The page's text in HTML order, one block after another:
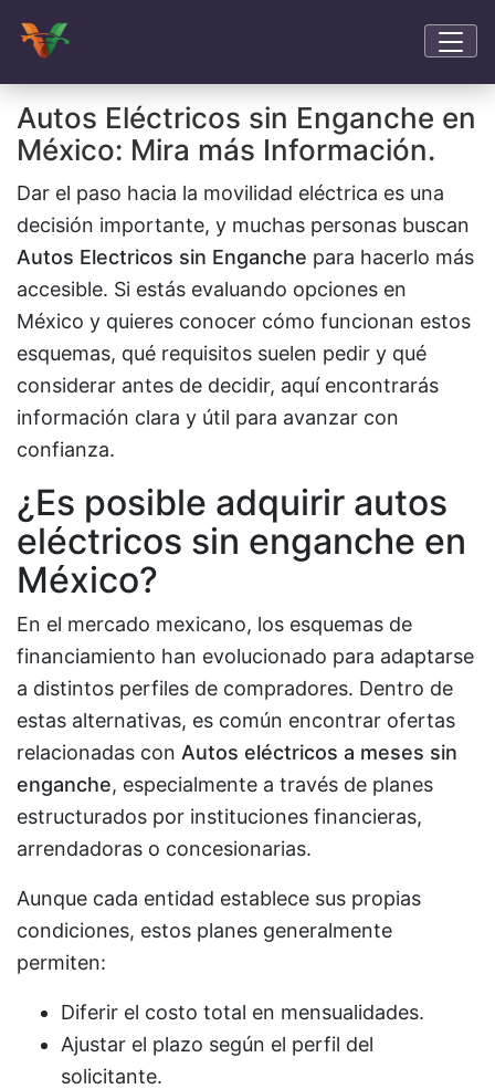
Autos Eléctricos sin Enganche en
México: Mira más Información.
Dar el paso hacia la movilidad eléctrica es una
decisión importante, y muchas personas buscan
Autos Electricos sin Enganche para hacerlo más
accesible. Si estás evaluando opciones en
México y quieres conocer cómo funcionan estos
esquemas, qué requisitos suelen pedir y qué
considerar antes de decidir, aquí encontrarás
información clara y útil para avanzar con
confianza.
¿Es posible adquirir autos
eléctricos sin enganche en
México?
En el mercado mexicano, los esquemas de
financiamiento han evolucionado para adaptarse
a distintos perfiles de compradores. Dentro de
estas alternativas, es común encontrar ofertas
relacionadas con Autos eléctricos a meses sin
enganche, especialmente a través de planes
estructurados por instituciones financieras,
arrendadoras o concesionarias.
Aunque cada entidad establece sus propias
condiciones, estos planes generalmente
permiten:
Diferir el costo total en mensualidades.
Ajustar el plazo según el perfil del
solicitante.